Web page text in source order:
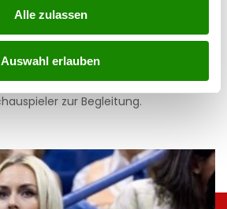
Alle zulassen
Auswahl erlauben
Outing von Philipp Hochmair beim
Vorfeld kochte die Gerüchteküche
zur Begleitung.